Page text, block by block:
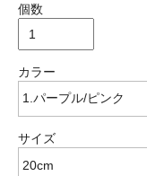
個数
カラー
サイズ